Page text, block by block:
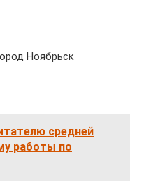
Ноябрьск
средней
работы по